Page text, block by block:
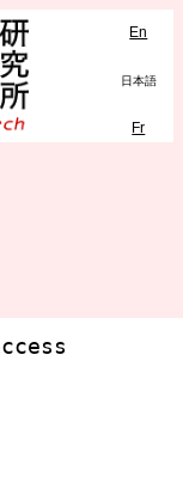
En
日本語
Fr